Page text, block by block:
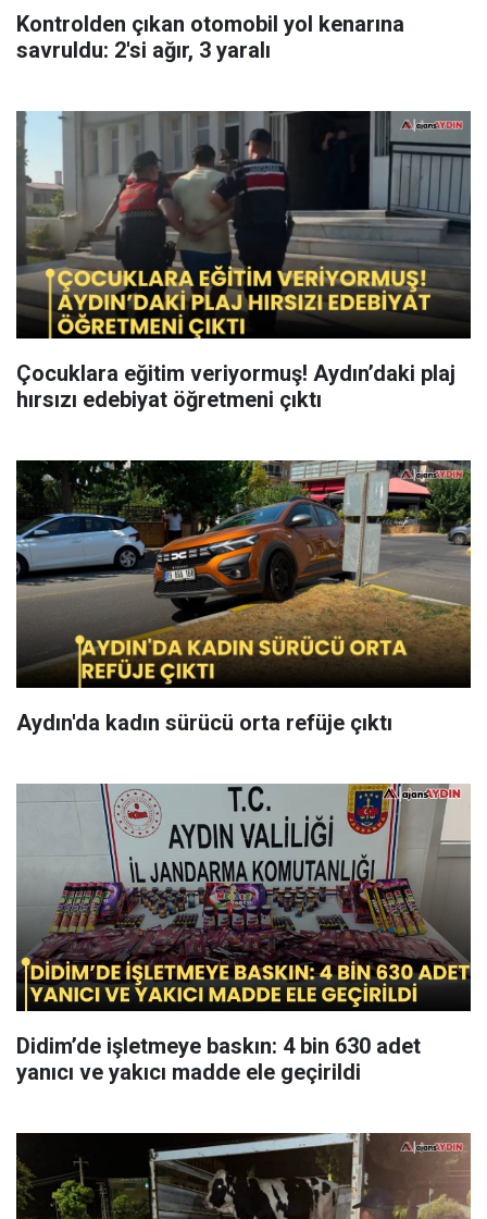
Kontrolden çıkan otomobil yol kenarına
savruldu: 2'si ağır, 3 yaralı
Çocuklara eğitim veriyormuş! Aydın’daki plaj
hırsızı edebiyat öğretmeni çıktı
Aydın'da kadın sürücü orta refüje çıktı
Didim’de işletmeye baskın: 4 bin 630 adet
yanıcı ve yakıcı madde ele geçirildi